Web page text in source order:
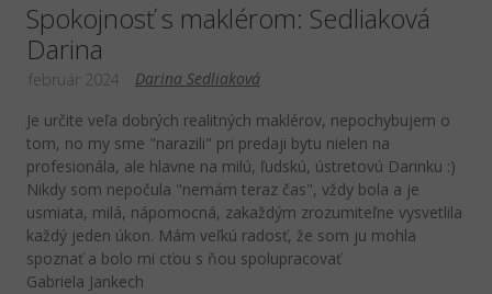
Spokojnosť s maklérom: Sedliaková
Darina
Darina Sedliaková
február 2024
Je určite veľa dobrých realitných maklérov, nepochybujem o
tom, no my sme "narazili" pri predaji bytu nielen na
profesionála, ale hlavne na milú, ľudskú, ústretovú Darinku :)
Nikdy som nepočula "nemám teraz čas", vždy bola a je
usmiata, milá, nápomocná, zakaždým zrozumiteľne vysvetlila
každý jeden úkon. Mám veľkú radosť, že som ju mohla
spoznať a bolo mi cťou s ňou spolupracovať
Gabriela Jankech